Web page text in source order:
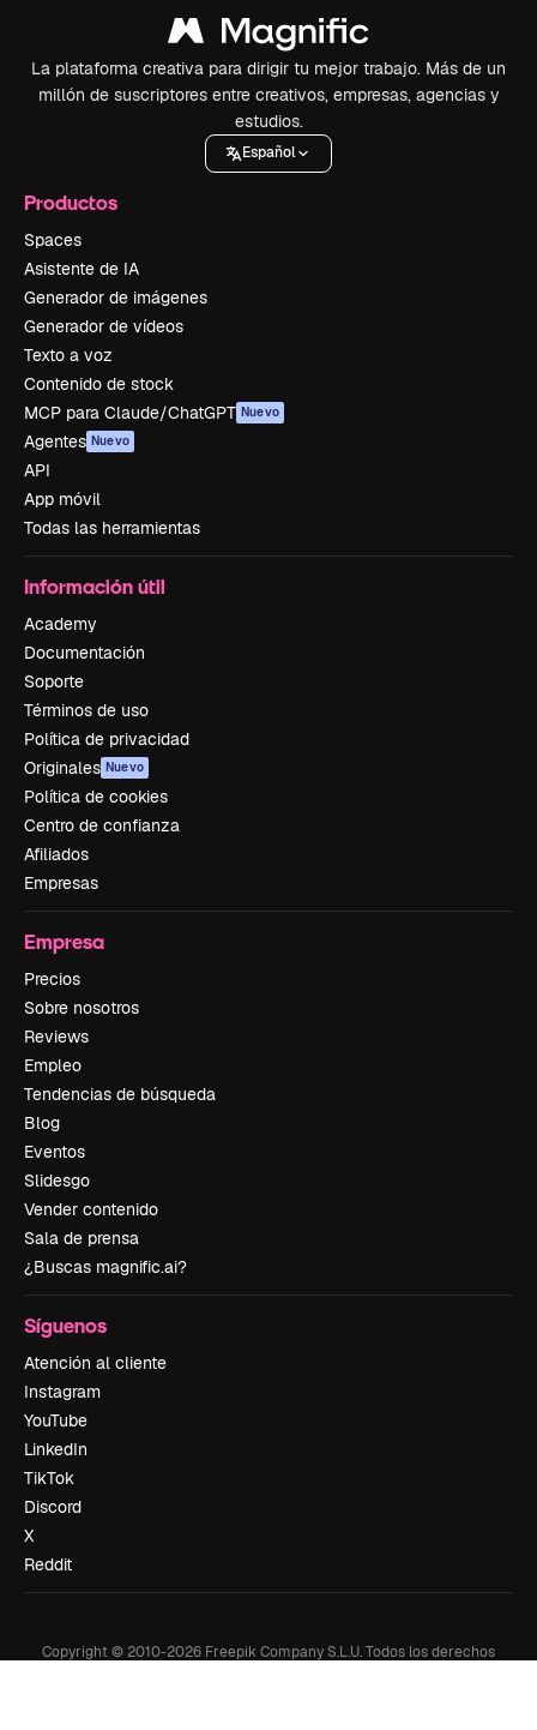
La plataforma creativa para dirigir tu mejor trabajo. Más de un
millón de suscriptores entre creativos, empresas, agencias y
estudios.
Español
Productos
Spaces
Asistente de IA
Generador de imágenes
Generador de vídeos
Texto a voz
Contenido de stock
MCP para Claude/ChatGPT Nuevo
Agentes Nuevo
API
App móvil
Todas las herramientas
Información útil
Academy
Documentación
Soporte
Términos de uso
Política de privacidad
Originales Nuevo
Política de cookies
Centro de confianza
Afiliados
Empresas
Empresa
Precios
Sobre nosotros
Reviews
Empleo
Tendencias de búsqueda
Blog
Eventos
Slidesgo
Vender contenido
Sala de prensa
¿Buscas magnific.ai?
Síguenos
Atención al cliente
Instagram
YouTube
LinkedIn
TikTok
Discord
X
Reddit
Copyright © 2010-2026 Freepik Company S.L.U.Todos los derechos